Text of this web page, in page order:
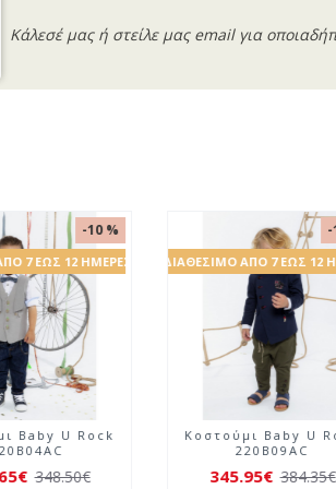
Κάλεσέ μας ή στείλε μας email για
ΔΙΑΘΈΣΙΜΟ ΑΠΌ 7 ΈΩΣ 12 ΗΜΈΡΕΣ
Κοστούμι Baby U Rock
313.65€